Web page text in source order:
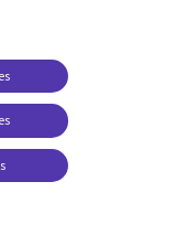
et
juridiques
FAQ
de gestion des